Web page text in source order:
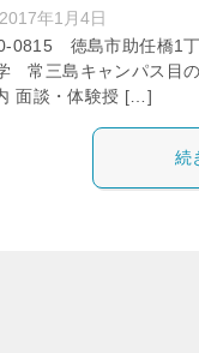
2017年1月4日
0815 徳島市助任橋1
三島キャンパス目の
面談・体験授 […]
続